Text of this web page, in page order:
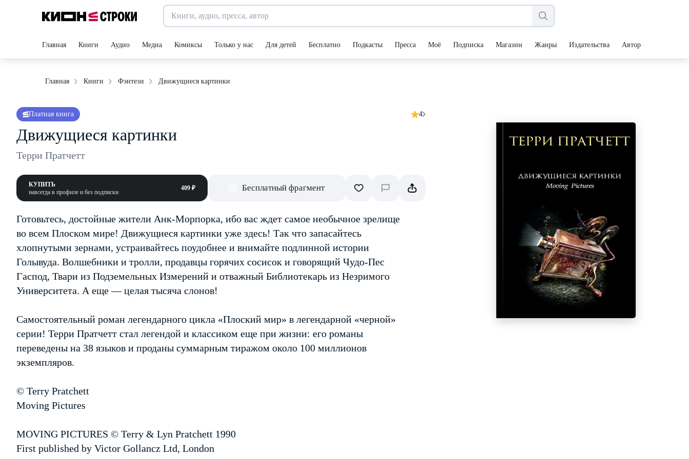
Главная Книги Аудио Медиа Комиксы Только у нас Для детей Бесплатно Подкасты Пресса Моё Подписка Магазин Жанры Издательства Авторы
Главная Книги Фэнтези Движущиеся картинки
Платная книга 4
Движущиеся картинки
Терри Пратчетт
КУПИТЬ
навсегда в профиле и без подписки
409 ₽ Бесплатный фрагмент
Готовьтесь, достойные жители Анк-Морпорка, ибо вас ждет самое необычное зрелище
во всем Плоском мире! Движущиеся картинки уже здесь! Так что запасайтесь
хлопнутыми зернами, устраивайтесь поудобнее и внимайте подлинной истории
Голывуда. Волшебники и тролли, продавцы горячих сосисок и говорящий Чудо-Пес
Гаспод, Твари из Подземельных Измерений и отважный Библиотекарь из Незримого
Университета. А еще — целая тысяча слонов!
Самостоятельный роман легендарного цикла «Плоский мир» в легендарной «черной»
серии! Терри Пратчетт стал легендой и классиком еще при жизни: его романы
переведены на 38 языков и проданы суммарным тиражом около 100 миллионов
экземпляров.
© Terry Pratchett
Moving Pictures
MOVING PICTURES © Terry & Lyn Pratchett 1990
First published by Victor Gollancz Ltd, London